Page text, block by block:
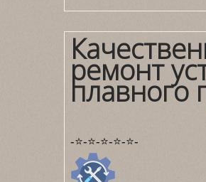
ремонт
плавного
-⭐-⭐-⭐-⭐-⭐-